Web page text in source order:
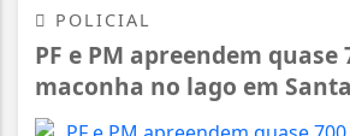
POLICIAL
PF e PM apreendem quase
maconha no lago em